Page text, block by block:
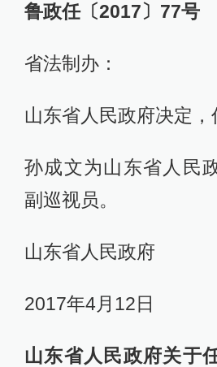
鲁政任〔2017〕77号
省法制办：
山东省人民政府决定，
孙成文为山东省人民
副巡视员。
山东省人民政府
2017年4月12日
山东省人民政府关于